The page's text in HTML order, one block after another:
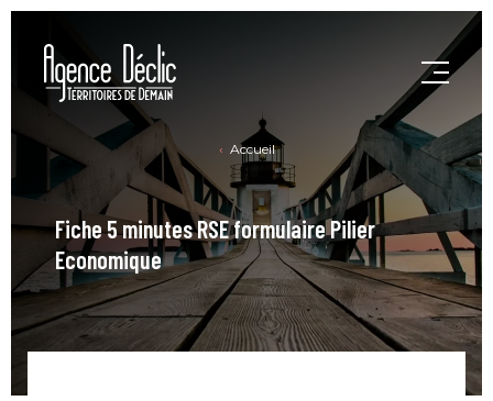
Accueil
Fiche 5 minutes RSE formulaire Pilier
Economique